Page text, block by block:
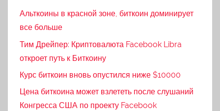
Альткоины в красной зоне, биткоин доминирует
все больше
Тим Дрейпер: Криптовалюта Facebook Libra
откроет путь к Биткоину
Курс биткоин вновь опустился ниже $10000
Цена биткоина может взлететь после слушаний
Конгресса США по проекту Facebook